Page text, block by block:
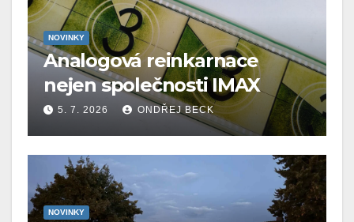
NOVINKY
Analogová reinkarnace
nejen společnosti IMAX
5. 7. 2026 ONDŘEJ BECK
NOVINKY